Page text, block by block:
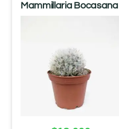
Mammillaria Bocasana